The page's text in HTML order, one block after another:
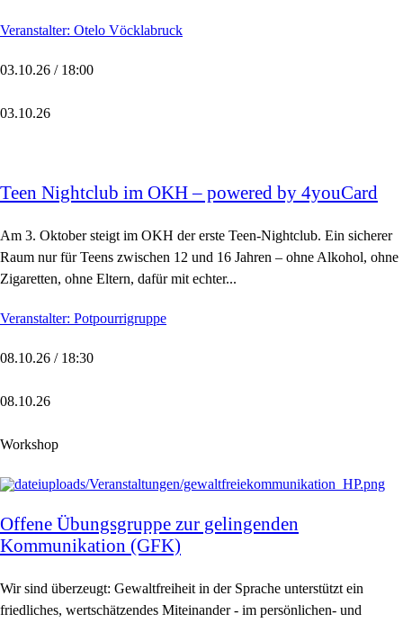
Veranstalter: Otelo Vöcklabruck
03.10.26 / 18:00
03.10.26
Teen Nightclub im OKH – powered by 4youCard
Am 3. Oktober steigt im OKH der erste Teen-Nightclub. Ein sicherer
Raum nur für Teens zwischen 12 und 16 Jahren – ohne Alkohol, ohne
Zigaretten, ohne Eltern, dafür mit echter...
Veranstalter: Potpourrigruppe
08.10.26 / 18:30
08.10.26
Workshop
Offene Übungsgruppe zur gelingenden
Kommunikation (GFK)
Wir sind überzeugt: Gewaltfreiheit in der Sprache unterstützt ein
friedliches, wertschätzendes Miteinander - im persönlichen- und